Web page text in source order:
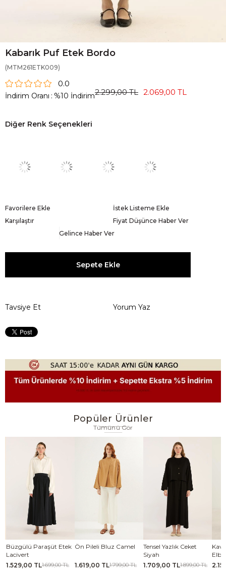
Kabarık Puf Etek Bordo
(MTM261ETK009)
0.0
İndirim Oranı : %10 İndirim2.299,00 TL 2.069,00 TL
Diğer Renk Seçenekleri
Favorilere Ekle
İstek Listeme Ekle
Karşılaştır
Fiyat Düşünce Haber Ver
Gelince Haber Ver
Tavsiye Et Yorum Yaz
Popüler Ürünler
Tümünü Gör
Büzgülü Paraşüt Etek
Lacivert
1.529,00 TL1.699,00 TL
Ön Pileli Bluz Camel
1.619,00 TL1.799,00 TL
Tensel Yazlık Ceket
Siyah
1.709,00 TL1.899,00 TL